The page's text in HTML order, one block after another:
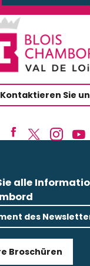
Kontaktieren Sie
alle
des
Broschüren